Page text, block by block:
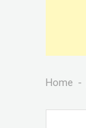
Home